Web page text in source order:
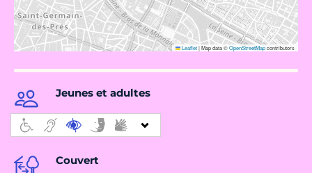
Leaflet|Map data ©OpenStreetMapcontributors
Jeunes et adultes
Couvert